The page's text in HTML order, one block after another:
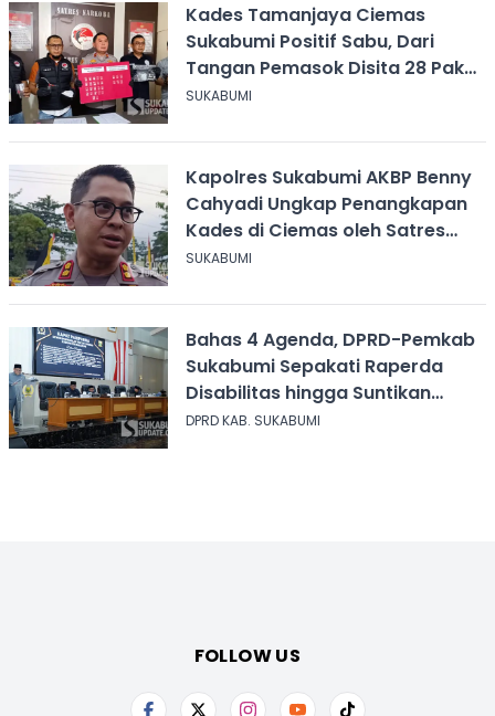
Kades Tamanjaya Ciemas
Sukabumi Positif Sabu, Dari
Tangan Pemasok Disita 28 Paket
Narkoba
SUKABUMI
Kapolres Sukabumi AKBP Benny
Cahyadi Ungkap Penangkapan
Kades di Ciemas oleh Satres
Narkoba
SUKABUMI
Bahas 4 Agenda, DPRD-Pemkab
Sukabumi Sepakati Raperda
Disabilitas hingga Suntikan
Modal Perum Pesona Wisata
DPRD KAB. SUKABUMI
FOLLOW US